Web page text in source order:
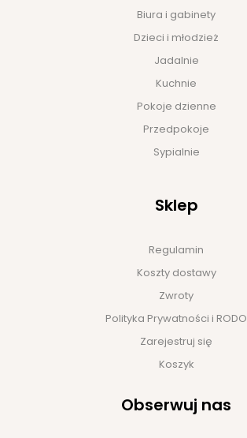
Biura i gabinety
Dzieci i młodzież
Jadalnie
Kuchnie
Pokoje dzienne
Przedpokoje
Sypialnie
Sklep
Regulamin
Koszty dostawy
Zwroty
Polityka Prywatności i RODO
Zarejestruj się
Koszyk
Obserwuj nas